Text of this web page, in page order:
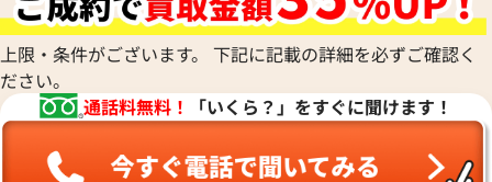
上限・条件がございます。 下記に記載の詳細を必ずご確認く
ださい。
通話料無料！
「いくら？」をすぐに聞けます！